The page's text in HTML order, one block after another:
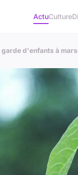
ActuCulture
d'enfants à